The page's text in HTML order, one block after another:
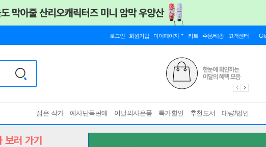
로그인 회원가입 마이페이지 카트 주문/배송 고객센터
젊은 작가 예사단독판매 이달의사은품 특가할인 추천도서 대량/법인
보러 가기